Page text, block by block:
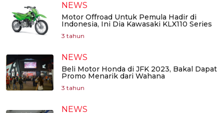
NEWS
Motor Offroad Untuk Pemula Hadir di
Indonesia, Ini Dia Kawasaki KLX110 Series
3 tahun
NEWS
Beli Motor Honda di JFK 2023, Bakal Dapat
Promo Menarik dari Wahana
3 tahun
NEWS